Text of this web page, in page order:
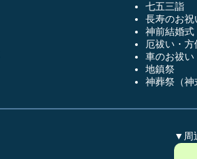
七五三詣
長寿のお祝
神前結婚式
厄祓い・方
車のお祓い
地鎮祭
神葬祭（神
▼周